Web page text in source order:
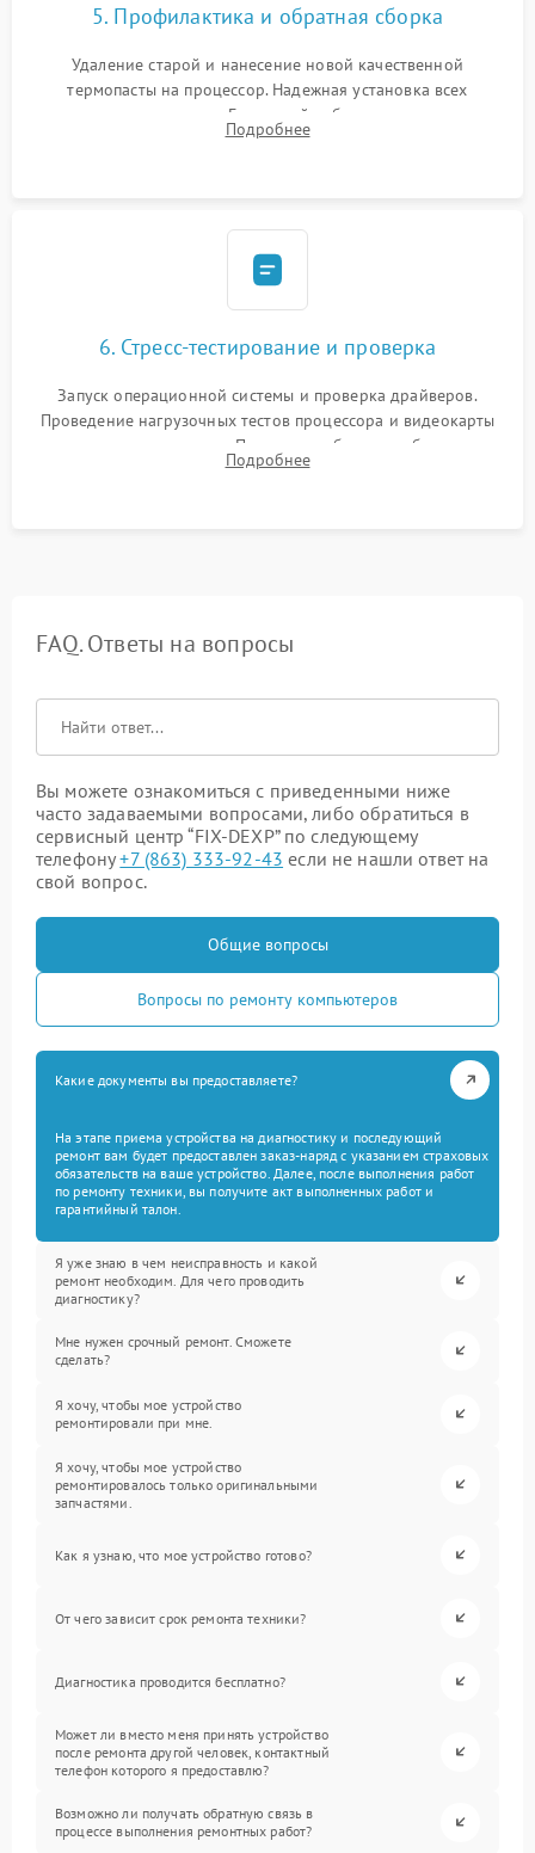
5. Профилактика и обратная сборка
Удаление старой и нанесение новой качественной
термопасты на процессор. Надежная установка всех
комплектующих в слоты. Грамотный кабель-менеджмент для
обеспечения правильной циркуляции воздуха внутри
Подробнее
6. Стресс-тестирование и проверка
Запуск операционной системы и проверка драйверов.
Проведение нагрузочных тестов процессора и видеокарты
для контроля температур. Проверка работоспособности всех
USB-портов, аудиовыходов и сетевого подключения.
Подробнее
FAQ. Ответы на вопросы
Вы можете ознакомиться с приведенными ниже
часто задаваемыми вопросами, либо обратиться в
сервисный центр “FIX-DEXP” по следующему
телефону+7 (863) 333-92-43 если не нашли ответ на
свой вопрос.
Общие вопросы
Вопросы по ремонту компьютеров
Какие документы вы предоставляете?
На этапе приема устройства на диагностику и последующий
ремонт вам будет предоставлен заказ-наряд с указанием страховых
обязательств на ваше устройство. Далее, после выполнения работ
по ремонту техники, вы получите акт выполненных работ и
гарантийный талон.
Я уже знаю в чем неисправность и какой
ремонт необходим. Для чего проводить
диагностику?
Мне нужен срочный ремонт. Сможете
сделать?
Я хочу, чтобы мое устройство
ремонтировали при мне.
Я хочу, чтобы мое устройство
ремонтировалось только оригинальными
запчастями.
Как я узнаю, что мое устройство готово?
От чего зависит срок ремонта техники?
Диагностика проводится бесплатно?
Может ли вместо меня принять устройство
после ремонта другой человек, контактный
телефон которого я предоставлю?
Возможно ли получать обратную связь в
процессе выполнения ремонтных работ?